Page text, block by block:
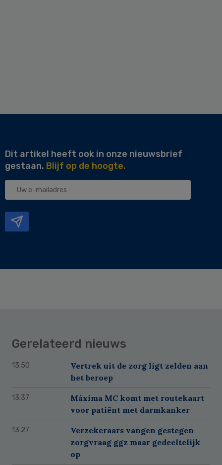
Dit artikel heeft ook in onze nieuwsbrief
gestaan. Blijf op de hoogte.
Uw
Gerelateerd nieuws
13:50
Vertrek uit de zorg ligt zelden aan
het beroep
13:37
Máxima MC komt met routekaart
voor patiënt met darmkanker
13:27
Verzekeraars vangen gestegen
zorgvraag ggz maar gedeeltelijk
op